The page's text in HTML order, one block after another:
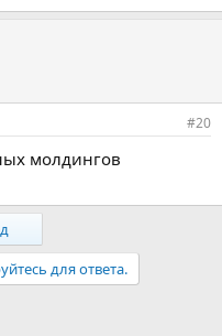
#20
молдингов
для ответа.